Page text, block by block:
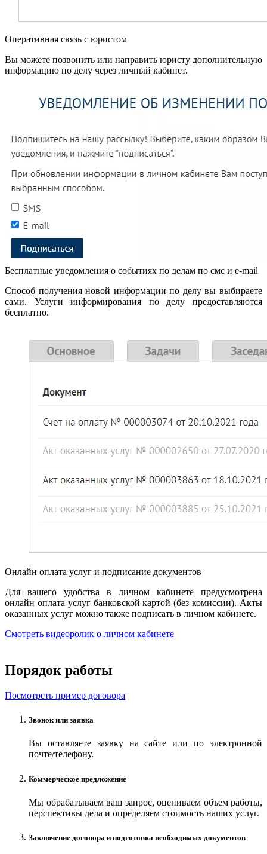
Оперативная связь с юристом
Вы можете позвонить или направить юристу дополнительную
информацию по делу через личный кабинет.
Бесплатные уведомления о событиях по делам по смс и e-mail
Способ получения новой информации по делу вы выбираете
сами. Услуги информирования по делу предоставляются
бесплатно.
Онлайн оплата услуг и подписание документов
Для вашего удобства в личном кабинете предусмотрена
онлайн оплата услуг банковской картой (без комиссии). Акты
оказанных услуг можно также подписать в личном кабинете.
Смотреть видеоролик о личном кабинете
Порядок работы
Посмотреть пример договора
Звонок или заявка
Вы оставляете заявку на сайте или по электронной
почте/телефону.
Коммерческое предложение
Мы обрабатываем ваш запрос, оцениваем объем работы,
перспективы дела и определяем стоимость наших услуг.
Заключение договора и подготовка необходимых документов